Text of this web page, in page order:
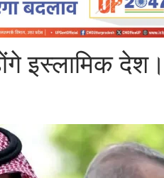
इस्लामिक देश।